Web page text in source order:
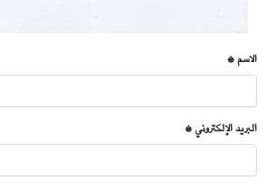
الاسم *
البريد الإلكتروني *